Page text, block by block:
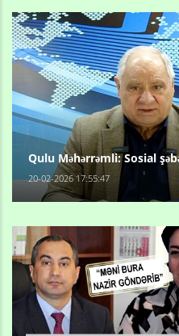
Qulu Məhərrəmli: Sosial
20-02-2026 17:55:47